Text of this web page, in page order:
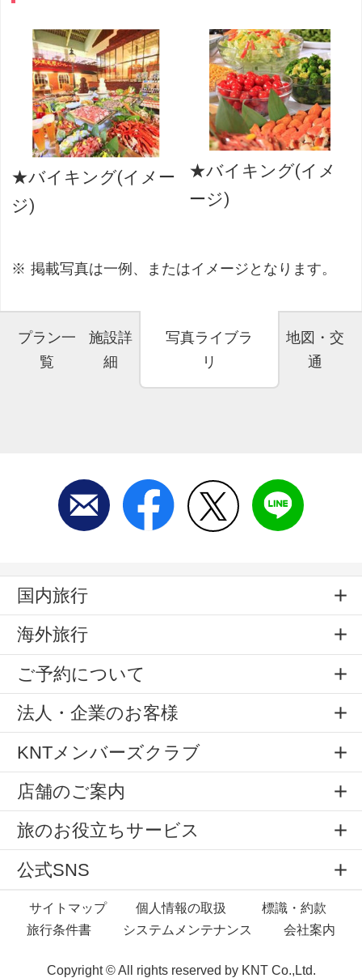
★バイキング(イメー
ジ)
★バイキング(イメ
ージ)
掲載写真は一例、またはイメージとなります。
プラン一
覧
施設詳
細
写真ライブラ
リ
地図・交
通
国内旅行
海外旅行
ご予約について
法人・企業のお客様
KNTメンバーズクラブ
店舗のご案内
旅のお役立ちサービス
公式SNS
サイトマップ 個人情報の取扱
標識・約款
旅行条件書
システムメンテナンス 会社案内
Copyright © All rights reserved by KNT Co.,Ltd.